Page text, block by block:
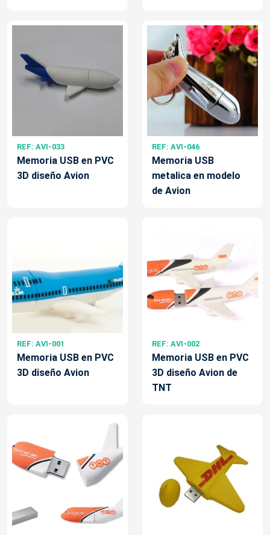
REF: AVI-033
Memoria USB en PVC
3D diseño Avion
REF: AVI-046
Memoria USB
metalica en modelo
de Avion
REF: AVI-001
Memoria USB en PVC
3D diseño Avion
REF: AVI-002
Memoria USB en PVC
3D diseño Avion de
TNT